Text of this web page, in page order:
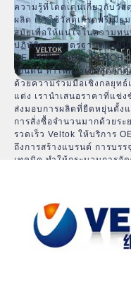
ความรู้ที่โดดเด่นเกี่ยวกับวั
ผลิต เราใช้วัสดุเกรดพรีเมี
สมัยเพื่อให้แน่ใจในความท
ปฏิบัติตามมาตรฐานความป
CE, FCC, RoHS,
เป็นต้น ทำให้การเข้าสู่ตลา
ด้วยความร่วมมือเชิงกลยุท
แต่ง เรานำเสนอราคาที่แข่
ส่งมอบการผลิตที่ยืดหยุ่นตั้ง
การสั่งซื้อจำนวนมากด้วยระ
รวดเร็ว Veltok ให้บริการ
ถึงการสร้างแบรนด์ การบร
เทคนิค ทำให้กระบวนการ
ใหม่ ๆ VELTOK มอบความ
เป็นหุ้นส่วน โดยขับเคลื่อน
ยืดหยุ่นซึ่งตอบสนองมาตรฐ
ปลอดภัย และความสามารถ